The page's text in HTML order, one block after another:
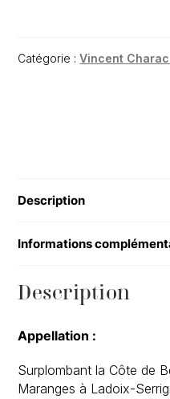
Beaune
Catégorie :Vincent
Description
Informations
Description
Appellation :
Surplombant la Côte de
Maranges à Ladoix-